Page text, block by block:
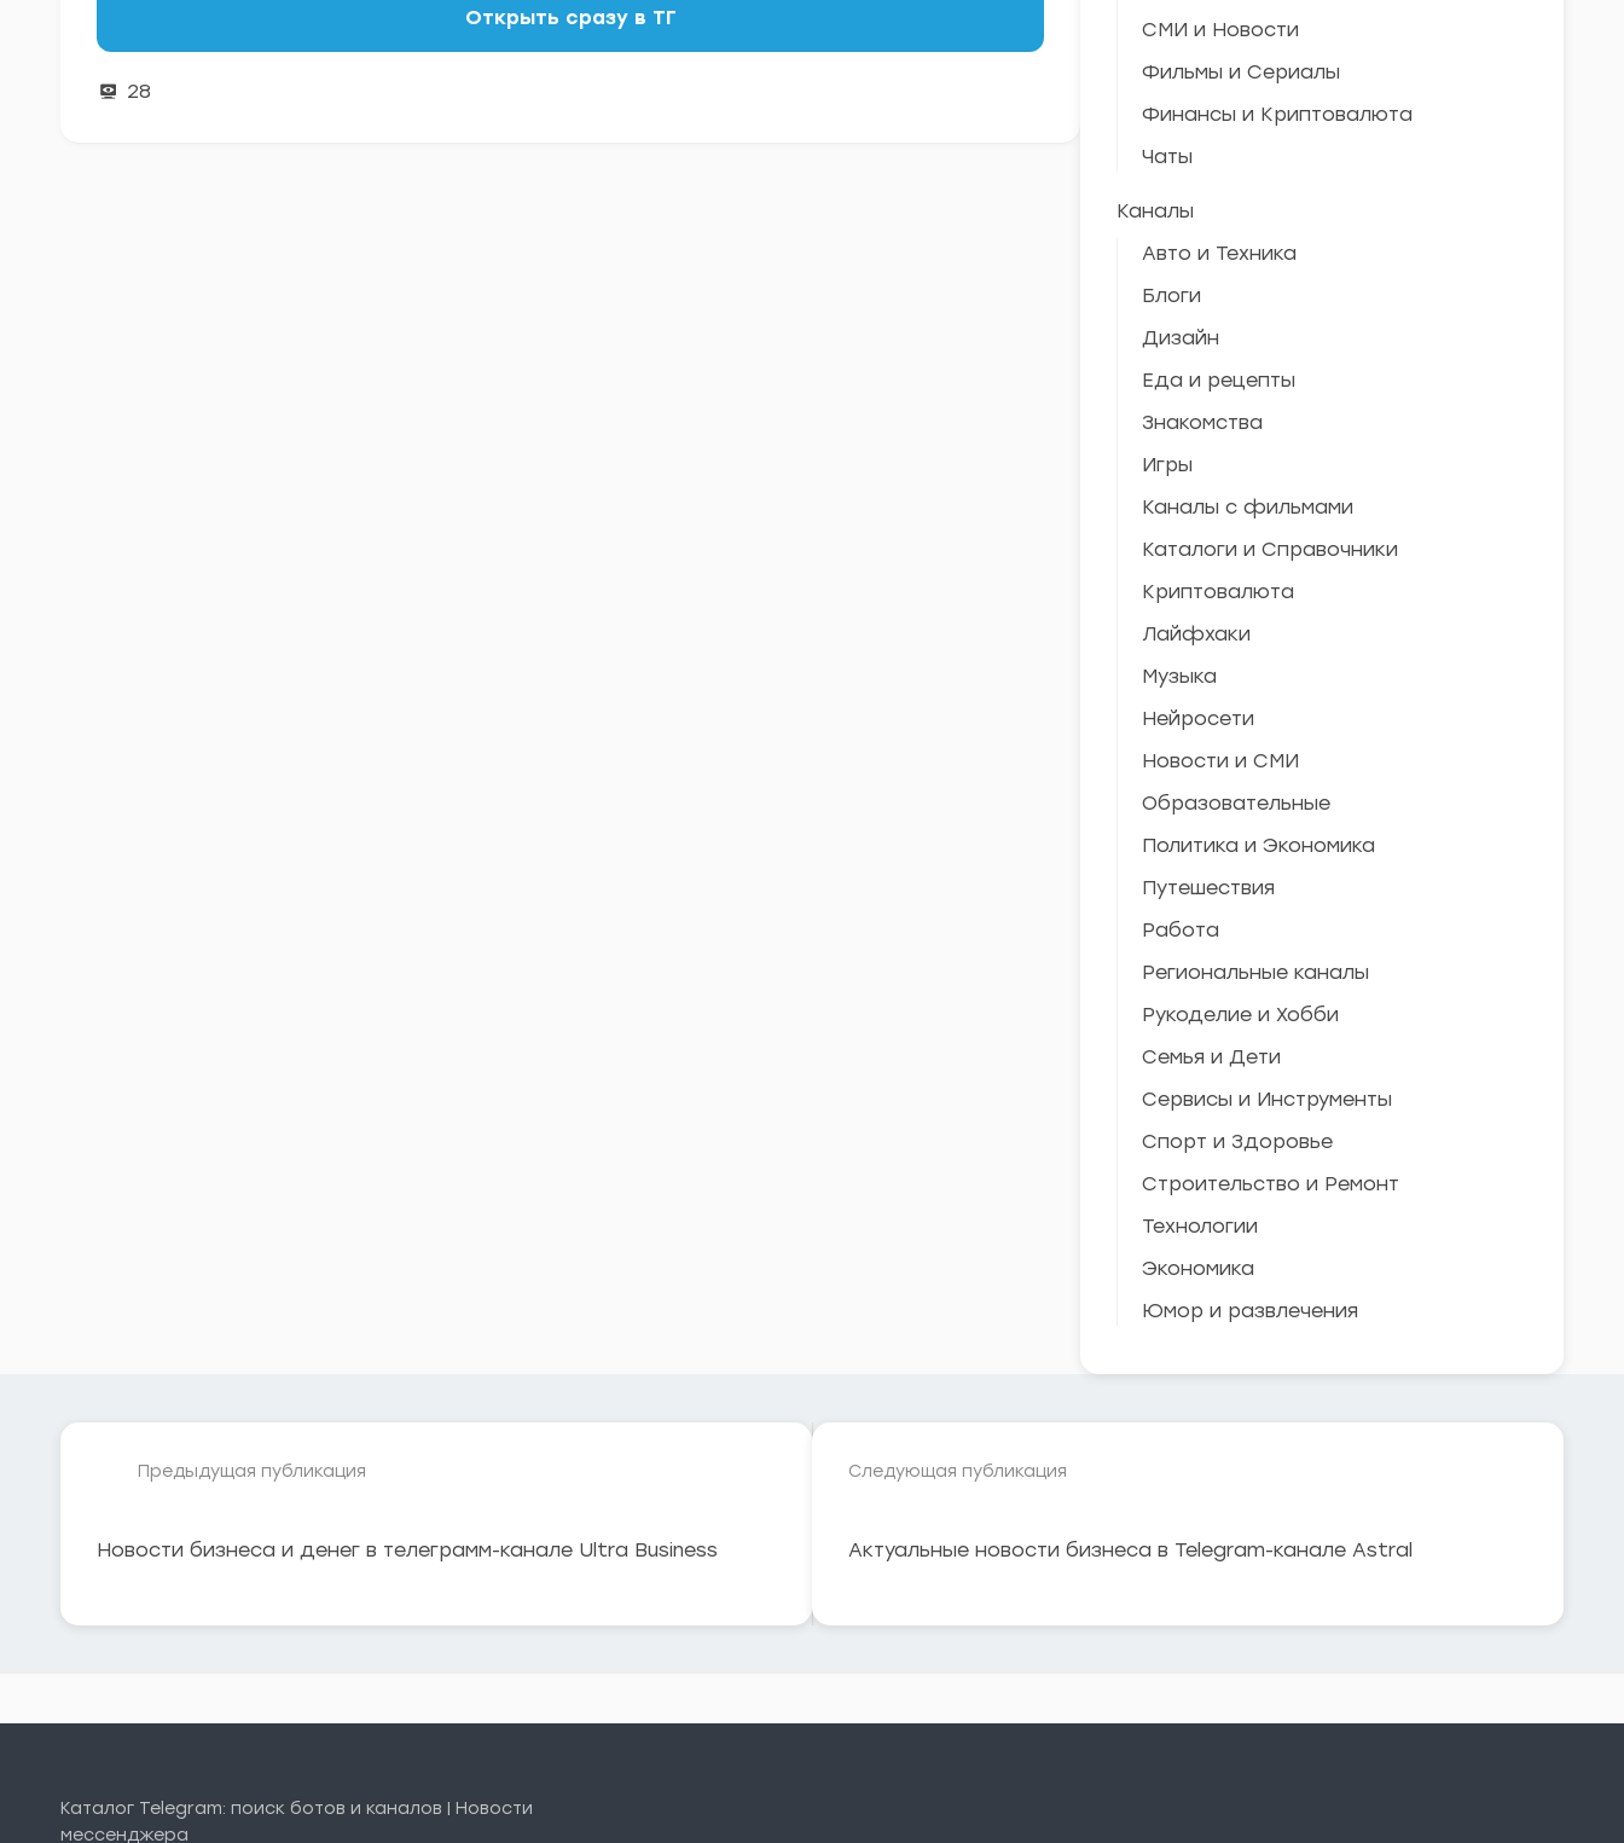
Открыть сразу в ТГ
28
СМИ и Новости
Фильмы и Сериалы
Финансы и Криптовалюта
Чаты
Каналы
Авто и Техника
Блоги
Дизайн
Еда и рецепты
Знакомства
Игры
Каналы с фильмами
Каталоги и Справочники
Криптовалюта
Лайфхаки
Музыка
Нейросети
Новости и СМИ
Образовательные
Политика и Экономика
Путешествия
Работа
Региональные каналы
Рукоделие и Хобби
Семья и Дети
Сервисы и Инструменты
Спорт и Здоровье
Строительство и Ремонт
Технологии
Экономика
Юмор и развлечения
Предыдущая публикация
Новости бизнеса и денег в телеграмм-канале Ultra Business
Следующая публикация
Актуальные новости бизнеса в Telegram-канале Astral
Каталог Telegram: поиск ботов и каналов | Новости
мессенджера